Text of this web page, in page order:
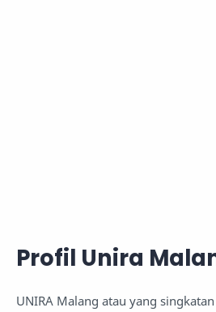
Profil Unira
UNIRA Malang atau yang